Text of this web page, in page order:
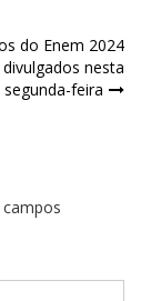
do Enem 2024
nesta
segunda-feira